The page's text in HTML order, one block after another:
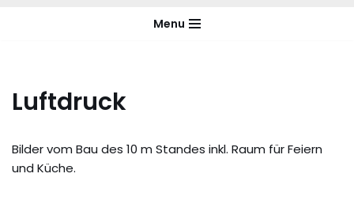
Menu
Luftdruck
Bilder vom Bau des 10 m Standes inkl. Raum für Feiern
und Küche.